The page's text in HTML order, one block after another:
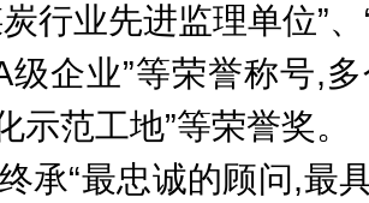
行业先进监理单位”
企业”等荣誉称号,多
示范工地”等荣誉奖。
承“最忠诚的顾问,最